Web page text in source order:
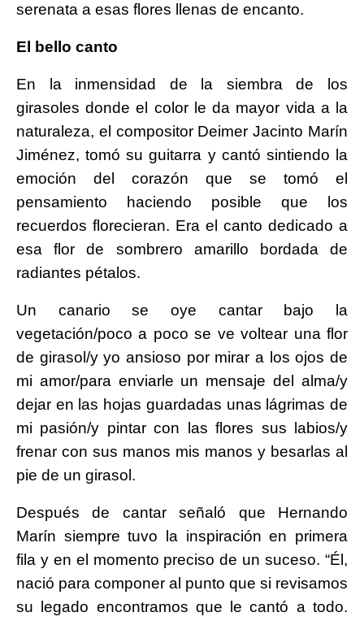
serenata a esas flores llenas de encanto.
El bello canto
En la inmensidad de la siembra de los
girasoles donde el color le da mayor vida a la
naturaleza, el compositor Deimer Jacinto Marín
Jiménez, tomó su guitarra y cantó sintiendo la
emoción del corazón que se tomó el
pensamiento haciendo posible que los
recuerdos florecieran. Era el canto dedicado a
esa flor de sombrero amarillo bordada de
radiantes pétalos.
Un canario se oye cantar bajo la
vegetación/poco a poco se ve voltear una flor
de girasol/y yo ansioso por mirar a los ojos de
mi amor/para enviarle un mensaje del alma/y
dejar en las hojas guardadas unas lágrimas de
mi pasión/y pintar con las flores sus labios/y
frenar con sus manos mis manos y besarlas al
pie de un girasol.
Después de cantar señaló que Hernando
Marín siempre tuvo la inspiración en primera
fila y en el momento preciso de un suceso. “Él,
nació para componer al punto que si revisamos
su legado encontramos que le cantó a todo.